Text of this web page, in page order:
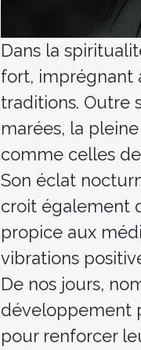
Dans la
fort, imprégnant
traditions. Outre
marées, la
comme celles
Son éclat
croit également
propice aux
vibrations
De nos jours,
développement
pour renforcer